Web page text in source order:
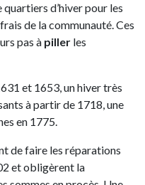
quartiers d’hiver pour les
de la communauté. Ces
pas à piller les
et 1653, un hiver très
à partir de 1718, une
en 1775.
de faire les réparations
et obligèrent la